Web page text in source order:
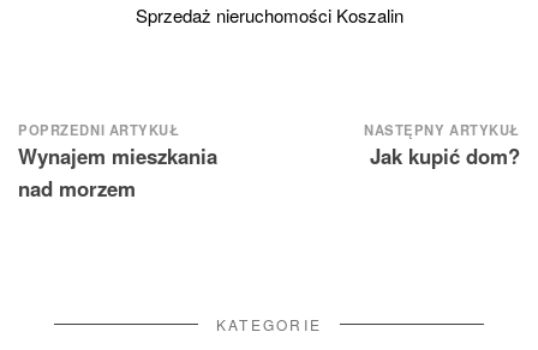
Sprzedaż nieruchomości Koszalin
Nawigacja
wpisu
POPRZEDNI ARTYKUŁ
Wynajem mieszkania
nad morzem
NASTĘPNY ARTYKUŁ
Jak kupić dom?
KATEGORIE